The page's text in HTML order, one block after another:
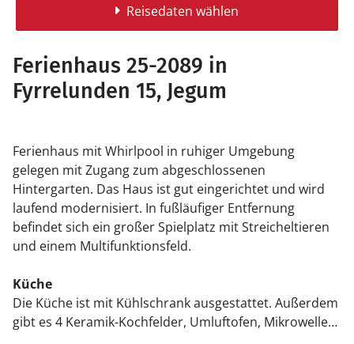
Reisedaten wählen
Ferienhaus 25-2089 in
Fyrrelunden 15, Jegum
Ferienhaus mit Whirlpool in ruhiger Umgebung
gelegen mit Zugang zum abgeschlossenen
Hintergarten. Das Haus ist gut eingerichtet und wird
laufend modernisiert. In fußläufiger Entfernung
befindet sich ein großer Spielplatz mit Streicheltieren
und einem Multifunktionsfeld.
Küche
Die Küche ist mit Kühlschrank ausgestattet. Außerdem
gibt es 4 Keramik-Kochfelder, Umluftofen, Mikrowelle